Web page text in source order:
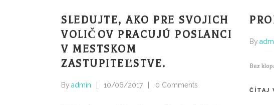
SLEDUJTE, AKO PRE SVOJICH
VOLIČOV PRACUJÚ POSLANCI
V MESTSKOM
ZASTUPITEĽSTVE.
By admin 10/06/2017 0 Comments
By
Bez
ČÍTAJ